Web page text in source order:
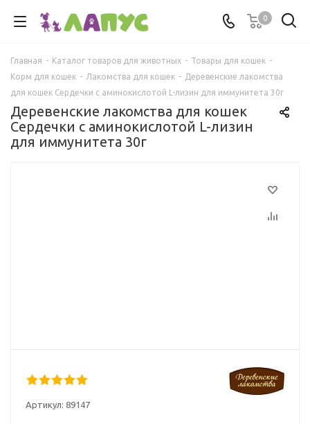
0
Главная - Каталог товаров для животных - Товары для кошек -
Корм для кошек - Лакомства для кошек - Деревенские лакомства
для кошек Сердечки с аминокислотой L-лизин для иммунитета 30г
Деревенские лакомства для кошек
Сердечки с аминокислотой L-лизин
для иммунитета 30г
Артикул: 89147